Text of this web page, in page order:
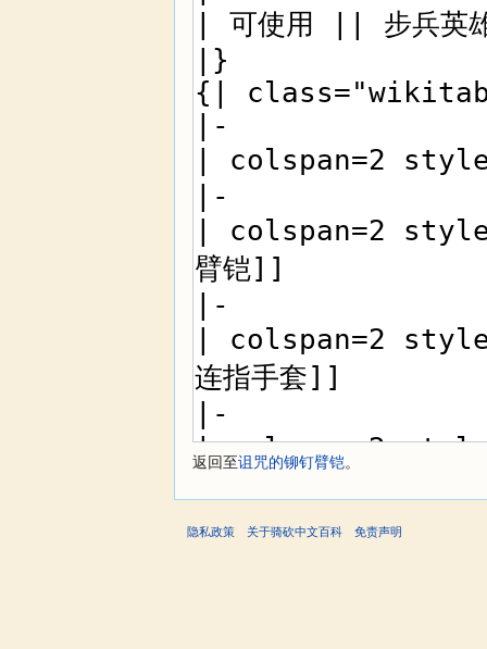
返回至诅咒的铆钉臂铠。
隐私政策 关于骑砍中文百科 免责声明